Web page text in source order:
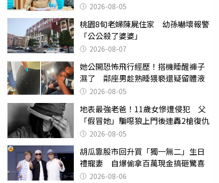
2026-08-05
桃園8旬老婦陳屍住家 幼孫嚇壞報警
「公公殺了婆婆」
2026-08-07
她公開恐怖飛行經歷！搭機睡醒褲子
濕了 鄰座男趁熟睡猥褻還疑留體液
2026-08-05
地表最強老爸！11歲女慘遭侵犯 父
「假冒她」騙噁狼上門後連轟2槍復仇
2026-08-05
胡瓜靠股市回升買「獨一無二」生日
禮寵妻 自爆偷拿百萬現金搞砸驚喜
2026-08-06